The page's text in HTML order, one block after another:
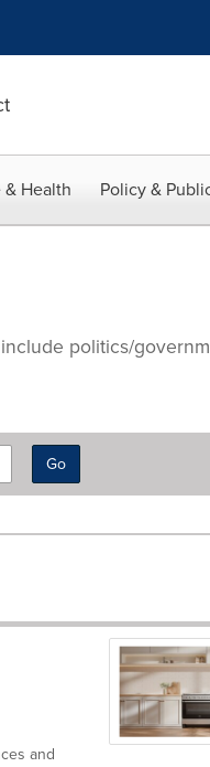
Health Policy &
politics/
Go
and